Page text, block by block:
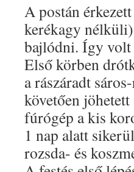
A postán
kerékagy
bajlódni. Így volt
Első körben
a rászáradt
követően
fúrógép a kis
1 nap alatt
rozsda- és